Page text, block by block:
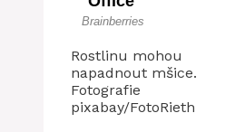
Rostlinu mohou
napadnout mšice.
Fotografie
pixabay/FotoRieth